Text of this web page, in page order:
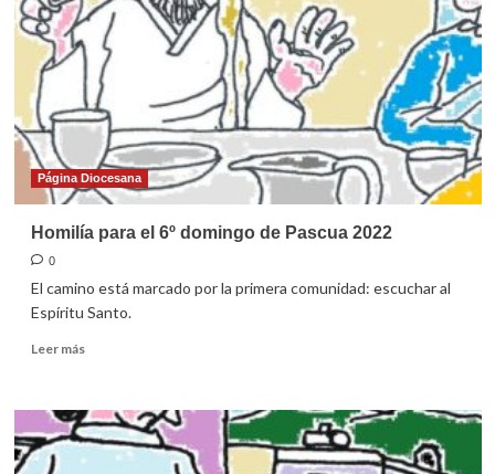
de
Ascensión
del
Señor
2022
Página Diocesana
Homilía para el 6º domingo de Pascua 2022
0
El camino está marcado por la primera comunidad: escuchar al
Espíritu Santo.
Leer másLeer
Homilía
para
el